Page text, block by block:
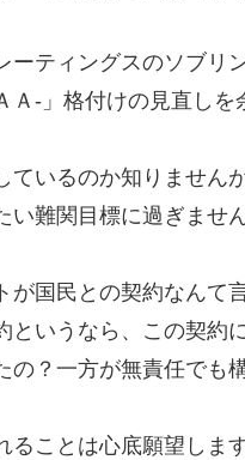
ーティングスのソブリ
Ａ‐」格付けの見直し
ているのか知りません
い難関目標に過ぎません
が国民との契約なんて
というなら、この契
の？一方が無責任でも
ることは心底願望しま